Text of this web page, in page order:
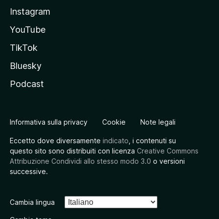
Instagram
YouTube
TikTok
Bluesky
Podcast
Informativa sulla privacy Cookie Note legali
Eccetto dove diversamente indicato , i contenuti su
questo sito sono distribuiti con licenza Creative Commons
Attribuzione Condividi allo stesso modo 3.0 o versioni
successive.
Cambia lingua